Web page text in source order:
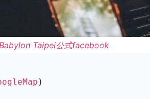
Taipei公式facebook
)